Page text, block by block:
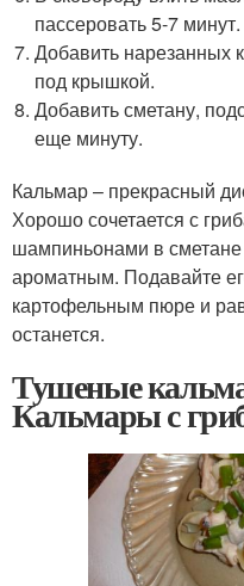
пассеровать 5-7 минут.
Добавить нарезанных
под крышкой.
Добавить сметану,
еще минуту.
Кальмар – прекрасный
Хорошо сочетается с
шампиньонами в
ароматным. Подавайте
картофельным пюре и
останется.
Тушеные
Кальмары с